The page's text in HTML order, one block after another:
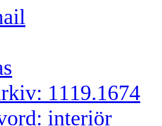
1119.1674
interiör